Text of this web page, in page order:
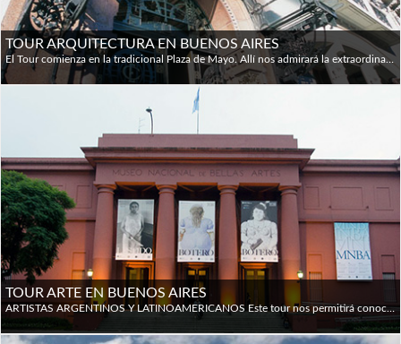
TOUR ARQUITECTURA EN BUENOS AIRES
El Tour comienza en la tradicional Plaza de Mayo. Allí nos admirará la extraordinaria arquitectura de la Catedral Metropolitana, el Cabildo y el Ministerio de Economía. Luego, recorreremos la Avenida de Mayo, donde disfrutaremos su imponente riqueza arquitectónica. Una guía especializada nos explicará en detalle el estilo y las particularidades de las diferentes construcciones como La Prensa (actual Casa de Cultura), el Palacio Vera, el Hotel Castelar, el Palacio Barolo, el Congreso de la Nación y la Confitería El Molino. La próxima parada es el moderno barrio de Puerto Madero, una antigua zona portuaria que se ha convertido en un exclusivo polo residencial, gastronómico y de entretenimiento de talla internacional. Camino al aristocrático barrio de La Recoleta, observaremos el Palacio de los Tribunales, el Teatro Colón y el Teatro Nacional Cervantes. En la espléndida Plaza San Martín admiraremos los edificios más característicos de la ciudad: el ex Palacio Paz y el Edificio Kavanagh. Luego, caminaremos por la elegante Avenida Alvear, visitaremos el célebre Cementerio de La Recoleta y la Basílica de Nuestra Señora del Pilar. Por último, observaremos la Facultad de Derecho, de marcado estilo neoclásico, y nos detendremos en el curioso Edificio de Obras Sanitarias, construido íntegramente con piezas desmontables a fines del siglo XIX.
TOUR ARTE EN BUENOS AIRES
ARTISTAS ARGENTINOS Y LATINOAMERICANOS Este tour nos permitirá conocer las principales tendencias del arte argentino y latinoamericano a través de una visita a tres de los más importantes museos de la ciudad: el Museo Nacional de Bellas Artes, el Museo de Arte Latinoamericano de Buenos Aires y el Museo Benito Quinquela Martín. El Museo Nacional de Bellas Artes (MNBA) alberga una colección que asciende a aproximadamente 11.000 piezas entre pinturas, esculturas, tapices, grabados, dibujos y objetos, y se distingue por poseer una pequeña pero rica colección de arte europeo, entre las que se encuentran obras de Corot, Manet, Boudin, Cézanne, Renoir, Toulouse-Lautrec y Rodin. En el MNBA, visitaremos en detalle la sala de arte argentino, donde destacan piezas de artistas de la talla de Morel, Pueyrredón, López, Sívori, De la Cárcova, Fader y Quiroz, entre otros. El ultramoderno Museo de Arte Latinoamericano de Buenos Aires (MALBA), por su parte, fue construido específicamente para ser utilizado como museo por los arquitectos Gastón Atelman, Martín Fourcade y Alfredo Tapia, del estudio cordobés AFT Arquitectos. A diferencia del MNBA, el MALBA es un espacio destinado a la colección, conservación, estudio y difusión del arte latinoamericano desde principios del siglo XX hasta la actualidad. Algunos de los artistas en exhibición permanente son Frida Kahlo, Diego Rivera, Antonio Berni, Pedro Figari, Xul Solar, Guillermo Kuitca y otros. Además, en el corredor verde que une el MNBA con el MALBA, podremos apreciar las numerosas esculturas y monumentos que adornan nuestros parques. Muy cerca del MALBA se encuentra la impresionante Floralis Genérica, una flor mecánica de aluminio y acero, diseñada por el arquitecto argentino Eduardo Catalano, que imita el ciclo vital de una flor verdadera, abriéndose de día y cerrándose de noche. Para finalizar la visita, nos trasladamos al barrio de La Boca, donde visitamos el Museo Benito Quinquela Martín. Este museo, donado por el propio artista en 1933, alberga una importantísima parte de su obra, dedicada a testimoniar la vida del barrio y de sus habitantes.